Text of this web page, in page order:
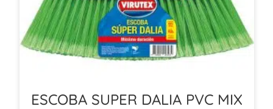
ESCOBA SUPER DALIA PVC MIX